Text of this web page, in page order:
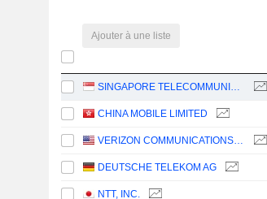
Ajouter à une liste
SINGAPORE TELECOMMUNICATIONS LIMITED
CHINA MOBILE LIMITED
VERIZON COMMUNICATIONS, INC.
DEUTSCHE TELEKOM AG
NTT, INC.